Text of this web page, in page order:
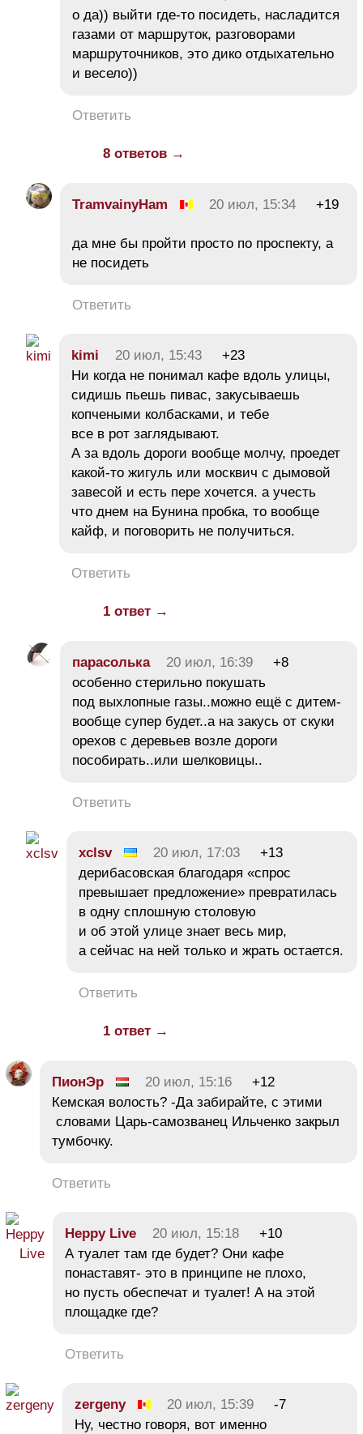
о да)) выйти где-то посидеть, насладится
газами от маршруток, разговорами
маршруточников, это дико отдыхательно
и весело))
Ответить
8 ответов →
TramvainyHam 20 июл, 15:34 +19
да мне бы пройти просто по проспекту, а
не посидеть
Ответить
kimi 20 июл, 15:43
+23
Ни когда не понимал кафе вдоль улицы,
сидишь пьешь пивас, закусываешь
копчеными колбасками, и тебе
все в рот заглядывают.
А за вдоль дороги вообще молчу, проедет
какой-то жигуль или москвич с дымовой
завесой и есть пере хочется. а учесть
что днем на Бунина пробка, то вообще
кайф, и поговорить не получиться.
Ответить
1 ответ →
парасолька 20 июл, 16:39
+8
особенно стерильно покушать
под выхлопные газы..можно ещё с дитем-
вообще супер будет..а на закусь от скуки
орехов с деревьев возле дороги
пособирать..или шелковицы..
Ответить
xclsv 20 июл, 17:03
+13
дерибасовская благодаря «спрос
превышает предложение» превратилась
в одну сплошную столовую
и об этой улице знает весь мир,
а сейчас на ней только и жрать остается.
Ответить
1 ответ →
ПионЭр 20 июл, 15:16
+12
Кемская волость? -Да забирайте, с этими
словами Царь-самозванец Ильченко закрыл
тумбочку.
Ответить
Heppy Live 20 июл, 15:18
+10
А туалет там где будет? Они кафе
понаставят- это в принципе не плохо,
но пусть обеспечат и туалет! А на этой
площадке где?
Ответить
zergeny 20 июл, 15:39
-7
Ну, честно говоря, вот именно